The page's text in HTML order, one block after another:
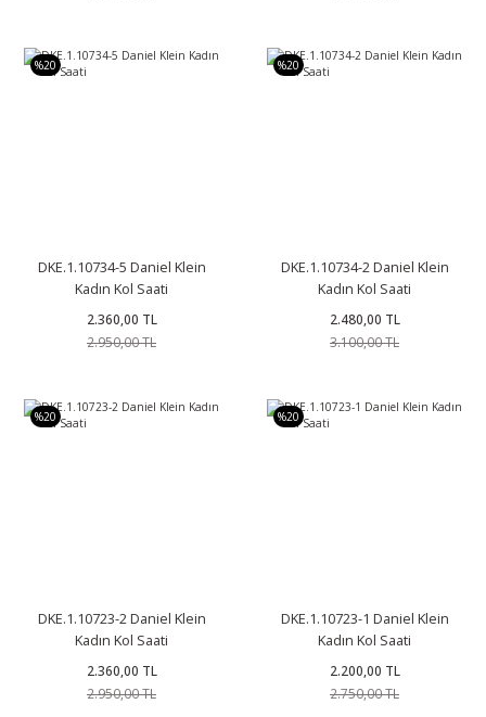
%20
DKE.1.10734-5 Daniel Klein
Kadın Kol Saati
2.360,00 TL
2.950,00 TL
%20
DKE.1.10734-2 Daniel Klein
Kadın Kol Saati
2.480,00 TL
3.100,00 TL
%20
DKE.1.10723-2 Daniel Klein
Kadın Kol Saati
2.360,00 TL
2.950,00 TL
%20
DKE.1.10723-1 Daniel Klein
Kadın Kol Saati
2.200,00 TL
2.750,00 TL